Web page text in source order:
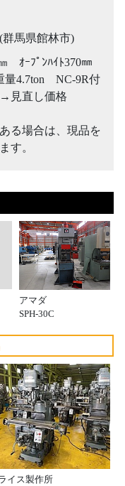
馬県館林市)
ｵｰﾌﾟﾝﾊｲﾄ370㎜
量4.7ton NC-9R付
見直し価格
る場合は、現品を
す。
アマダ
SPH-30C
イス製作所